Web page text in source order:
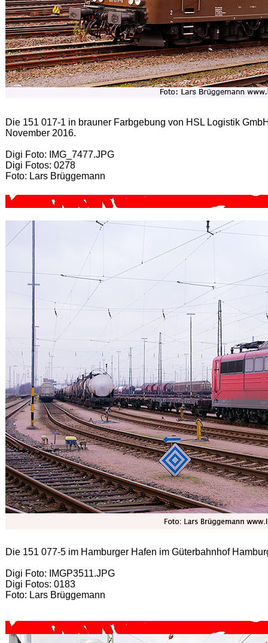
Die 151 017-1 in brauner Farbgebung von HSL Logistik
November 2016.
Digi Foto: IMG_7477.JPG
Digi Fotos: 0278
Foto: Lars Brüggemann
Die 151 077-5 im Hamburger Hafen im Güterbahnhof
Digi Foto: IMGP3511.JPG
Digi Fotos: 0183
Foto: Lars Brüggemann